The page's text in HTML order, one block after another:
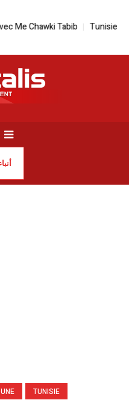
Tabib Tunisie | Pour une
TUNISIE